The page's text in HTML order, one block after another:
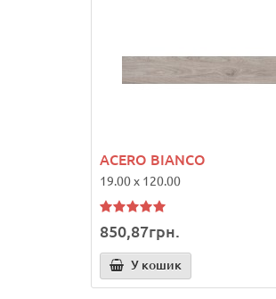
ACERO BIANCO
19.00 x 120.00
850,87грн.
У кошик